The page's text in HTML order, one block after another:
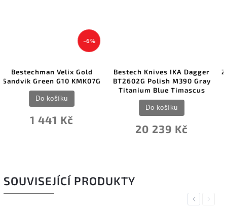
Bestech Knives IKA Dagger
BT2602G Polish M390 Gray
Titanium Blue Timascus
20 239 Kč
Do košíku
Zavírací nůž Bestech
Grampus G10 Black KG02A
1 491 Kč
Do košíku
SOUVISEJÍCÍ PRODUKTY
PreviousNext